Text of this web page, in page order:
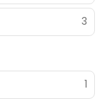
3
1